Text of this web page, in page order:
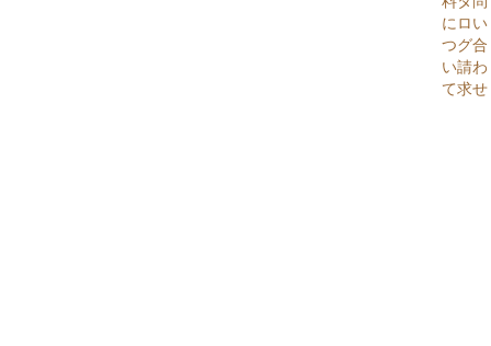
に
つ
い
て
ロ
グ
請
求
い
合
わ
せ